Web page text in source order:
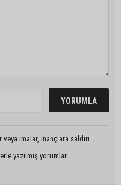
imalar, inançlara saldırı
yazılmış yorumlar